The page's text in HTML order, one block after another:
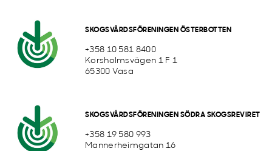
SKOGSVÅRDSFÖRENINGEN ÖSTERBOTTEN
+358 10 581 8400
Korsholmsvägen 1 F 1
65300 Vasa
SKOGSVÅRDSFÖRENINGEN SÖDRA SKOGSREVIRET
+358 19 580 993
Mannerheimgatan 16